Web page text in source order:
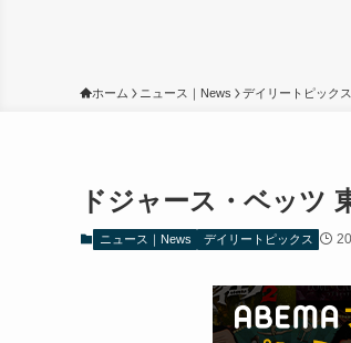
ホーム ニュース｜News デイリートピックス
ドジャース・ベッツ
ニュース｜News デイリートピックス